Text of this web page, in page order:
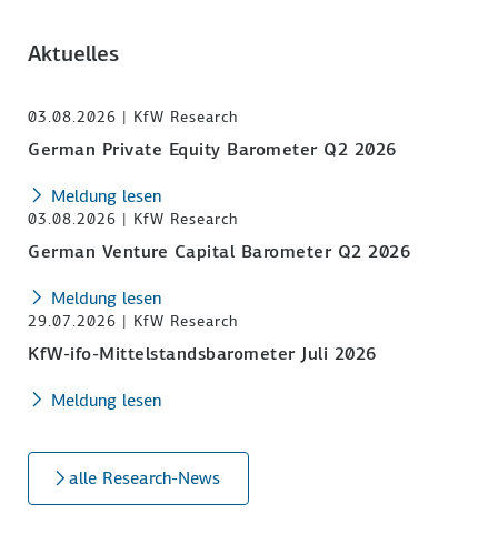
Aktuelles
03.08.2026 | KfW Research
German Private Equity Barometer Q2 2026
Meldung lesen
03.08.2026 | KfW Research
German Venture Capital Barometer Q2 2026
Meldung lesen
29.07.2026 | KfW Research
KfW-ifo-Mittelstandsbarometer Juli 2026
Meldung lesen
alle Research-News